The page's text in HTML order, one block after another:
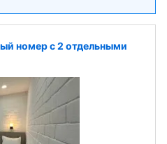
номер с 2 отдельными